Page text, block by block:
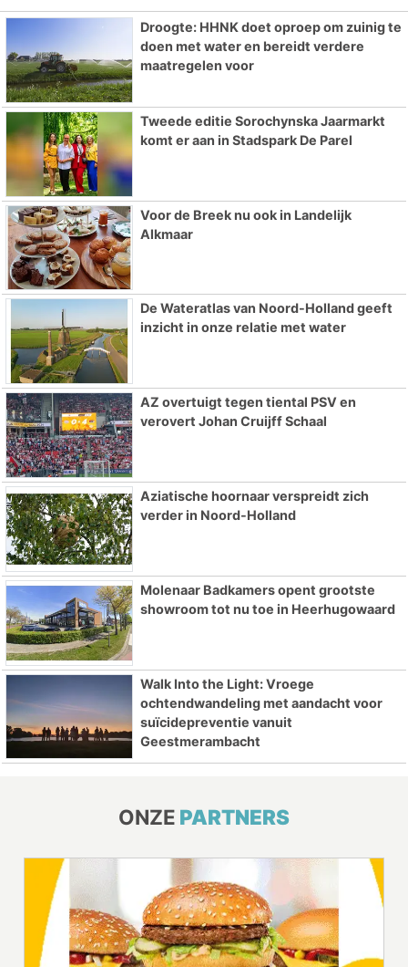
Droogte: HHNK doet oproep om zuinig te
doen met water en bereidt verdere
maatregelen voor
Tweede editie Sorochynska Jaarmarkt
komt er aan in Stadspark De Parel
Voor de Breek nu ook in Landelijk
Alkmaar
De Wateratlas van Noord-Holland geeft
inzicht in onze relatie met water
AZ overtuigt tegen tiental PSV en
verovert Johan Cruijff Schaal
Aziatische hoornaar verspreidt zich
verder in Noord-Holland
Molenaar Badkamers opent grootste
showroom tot nu toe in Heerhugowaard
Walk Into the Light: Vroege
ochtendwandeling met aandacht voor
suïcidepreventie vanuit
Geestmerambacht
ONZE PARTNERS